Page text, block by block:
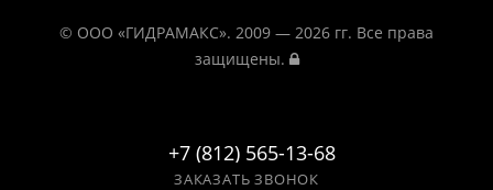
© ООО «ГИДРАМАКС». 2009 — 2026 гг. Все права
защищены.
+7 (812) 565-13-68
ЗАКАЗАТЬ ЗВОНОК